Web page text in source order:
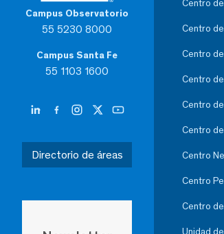
Campus Observatorio
55 5230 8000
Campus Santa Fe
55 1103 1600
Directorio de áreas
Centro
Centro
Centro
Centro
Centro
Centro
Centro
Centro
Centro